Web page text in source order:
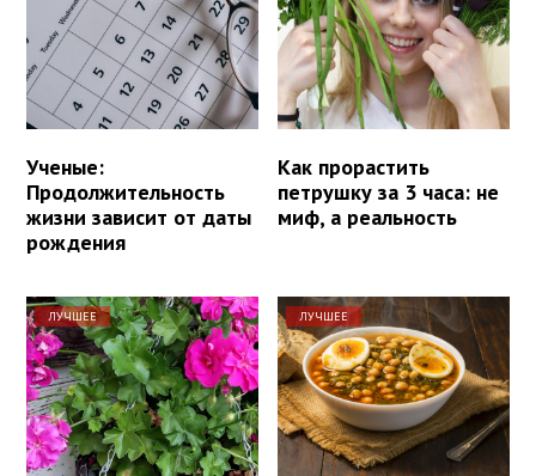
Ученые:
Продолжительность
жизни зависит от даты
рождения
Как прорастить
петрушку за 3 часа: не
миф, а реальность
ЛУЧШЕЕ ЛУЧШЕЕ